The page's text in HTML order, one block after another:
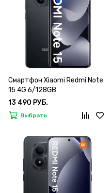
Смартфон Xiaomi Redmi Note
15 4G 6/128GB
13 490 РУБ.
Выбрать